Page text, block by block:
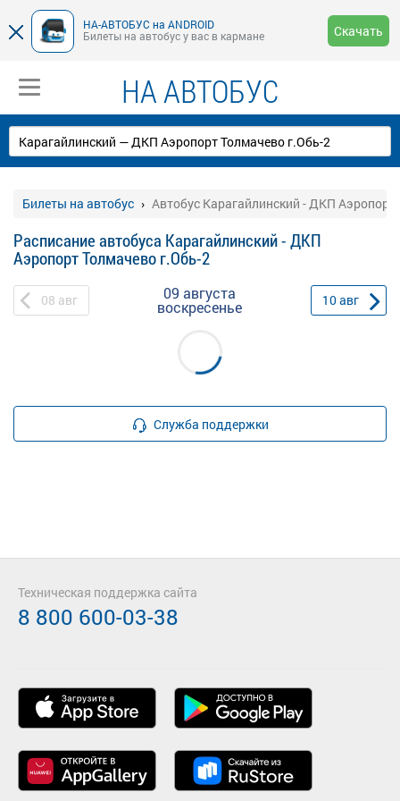
НА-АВТОБУС на ANDROID
Билеты на автобус у вас в кармане
Скачать
НА АВТОБУС
Билеты на автобус Автобус Карагайлинский - ДКП
Расписание автобуса Карагайлинский - ДКП
Аэропорт Толмачево г.Обь-2
08 авг 09 августа
воскресенье 10авг
Служба поддержки
Техническая поддержка сайта
8 800 600-03-38